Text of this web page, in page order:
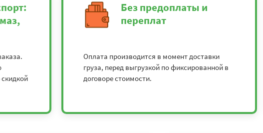
Без предоплаты и
переплат
Оплата производится в момент доставки
груза, перед выгрузкой по фиксированной в
договоре стоимости.